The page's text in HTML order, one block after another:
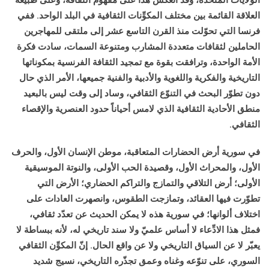
العلاقة القائمة بين مختلف المكوِّنات الثقافية في البلد الواحد. ففي
فرنسا التي تحوّلت منذ القرن التاسع عشر إلى ملتقى للمهاجرين
الحاملين لثقافات متعددة المشارب ومتنوعة السمات، سادت فكرة
الأمة الواحدة، وترافقت بقوة مع تمجيد الثقافة الفرنسية بمكوناتها
التاريخية والفكرية واللغوية والأدبية والفنية جميعها، الأمر الذي حال
دون تطوّر البحث في التنوّع الثقافي، وساد إلى وقت ليس بالبعيد
منطق الأحادية الثقافية الذي لامس أحياناً حدود العنصرية والإقصاء
الثقافي.
في سورية أرض الحضارات المتعاقبة، موطن الإنسان الأول، والحرف
الأول، والمحراث الأول، وقصيدة الحب الأولى، والنوتة الموسيقية
الأولى؛ أرض التلاقي والتمازج والتراكم الحضاري؛ الأرض التي
تطوّرت فيها العقائد، وتمازجت الطقوس، وانصهرت العادات على
اختلاف ألوانها؛ في سورية هذه لا يمكن الحديث عن تعدّد ثقافي،
فمثل هذا الادِّعاء لا أساس علميّ ولا سند تاريخي له، لأنه ببساطة لا
يعبّر لا عن السياق التاريخي ولا عن واقع الحال. إنّ المكوِّن الثقافي
السوري، على تنوّعه وغناه وعمق تجذّره التاريخي، نسيج شديد